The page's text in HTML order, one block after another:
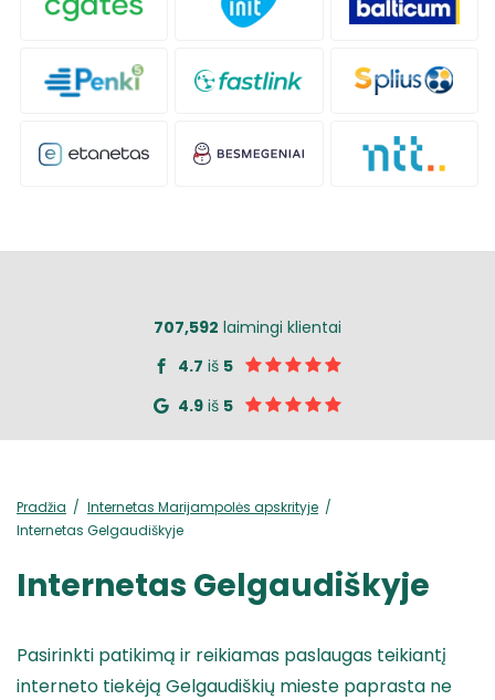
707,592 laimingi klientai
4.7 iš 5
4.9 iš 5
Pradžia
Internetas Marijampolės apskrityje
Internetas Gelgaudiškyje
Internetas Gelgaudiškyje
Pasirinkti patikimą ir reikiamas paslaugas teikiantį
interneto tiekėją Gelgaudiškių mieste paprasta ne